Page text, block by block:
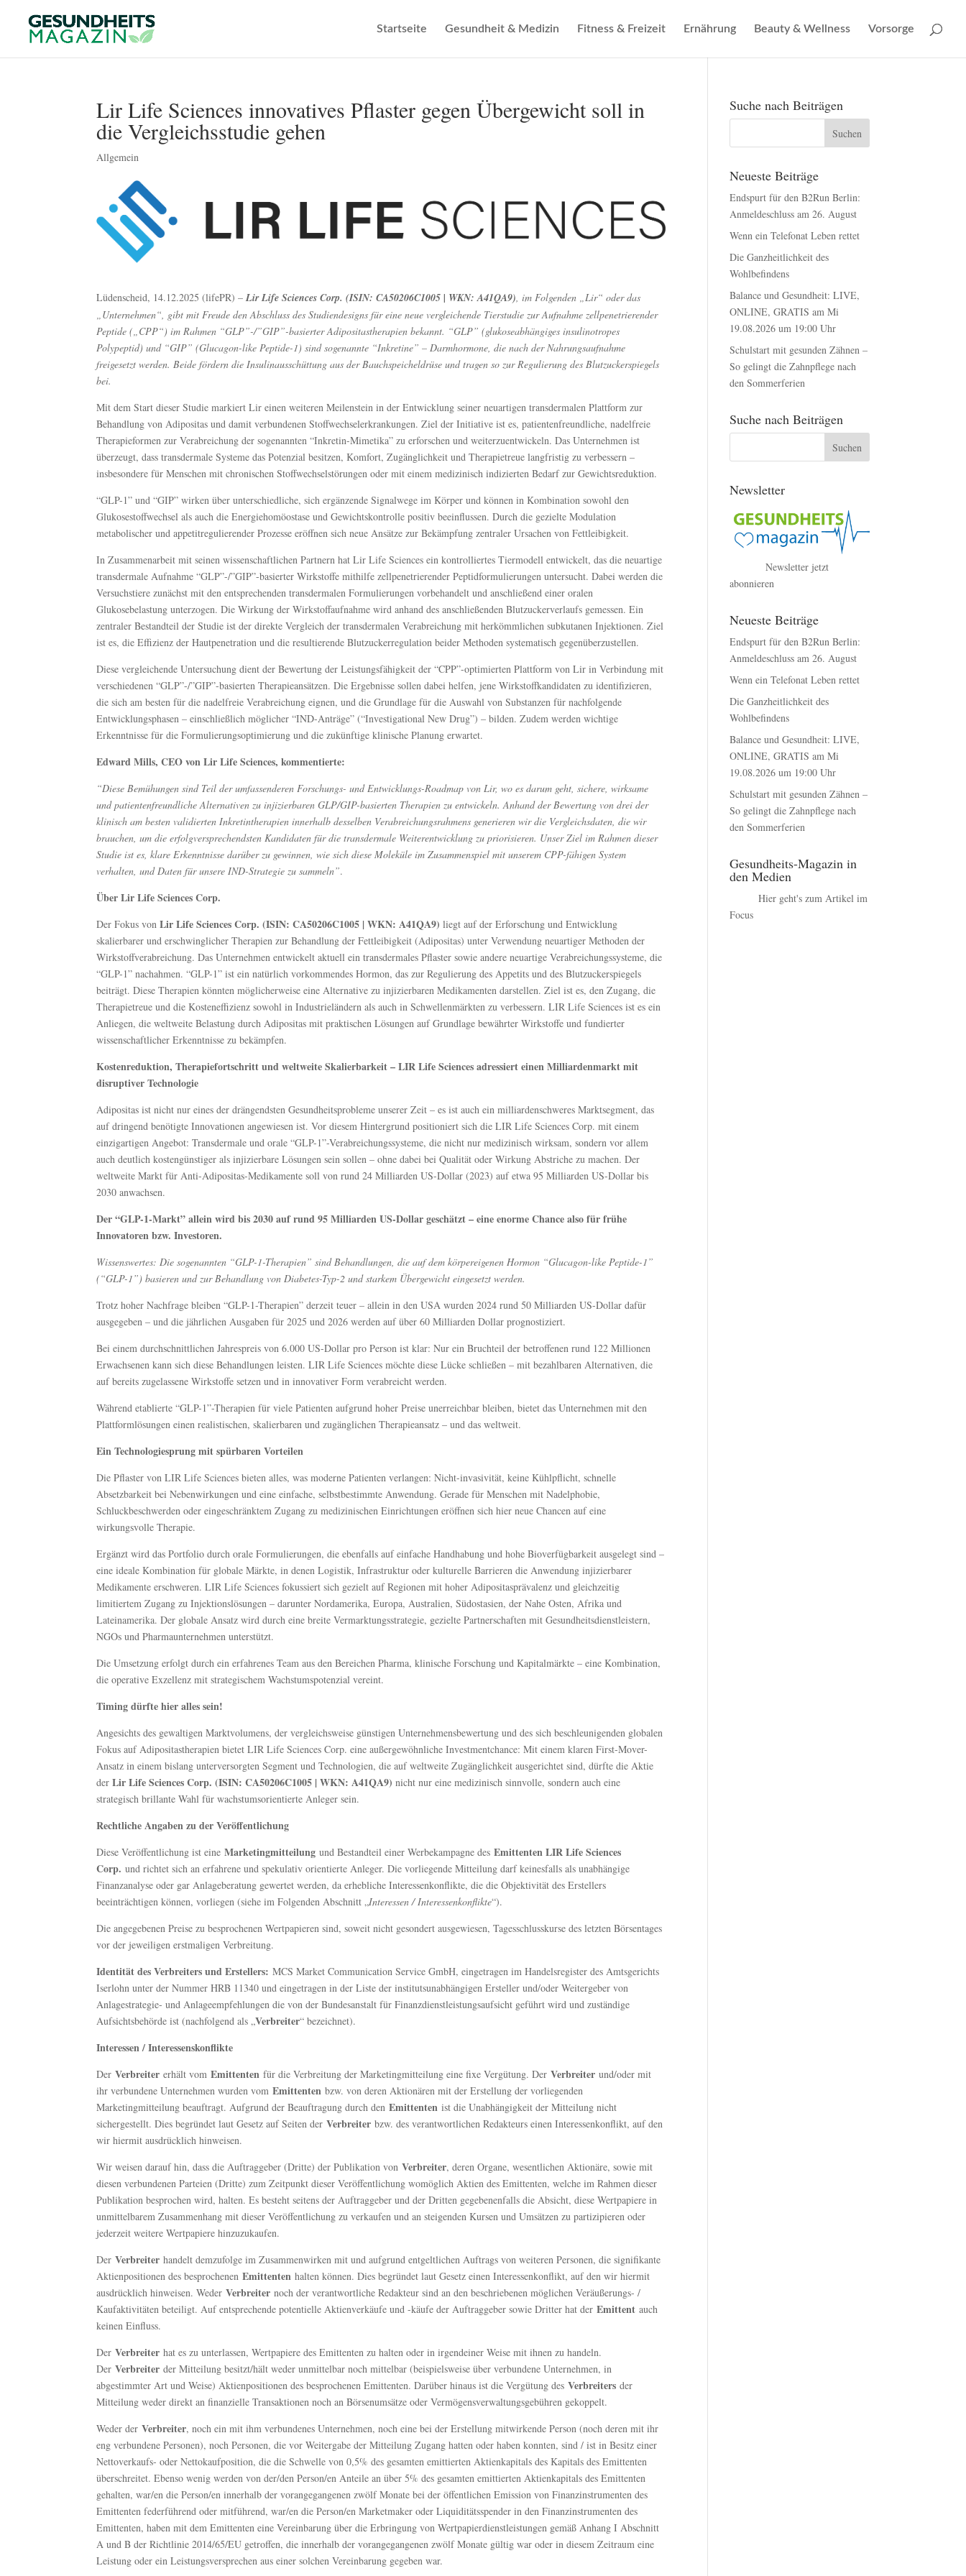
Startseite Gesundheit & Medizin Fitness & Freizeit Ernährung Beauty & Wellness Vorsorge
Lir Life Sciences innovatives Pflaster gegen Übergewicht soll in
die Vergleichsstudie gehen
Allgemein
Lüdenscheid, 14.12.2025 (lifePR) –Lir Life Sciences Corp. (ISIN: CA50206C1005 | WKN: A41QA9), im Folgenden „Lir“ oder das
„Unternehmen“, gibt mit Freude den Abschluss des Studiendesigns für eine neue vergleichende Tierstudie zur Aufnahme zellpenetrierender
Peptide („CPP“) im Rahmen “GLP”-/”GIP”-basierter Adipositastherapien bekannt. “GLP” (glukoseabhängiges insulinotropes
Polypeptid) und “GIP” (Glucagon-like Peptide-1) sind sogenannte “Inkretine” – Darmhormone, die nach der Nahrungsaufnahme
freigesetzt werden. Beide fördern die Insulinausschüttung aus der Bauchspeicheldrüse und tragen so zur Regulierung des Blutzuckerspiegels
bei.
Mit dem Start dieser Studie markiert Lir einen weiteren Meilenstein in der Entwicklung seiner neuartigen transdermalen Plattform zur
Behandlung von Adipositas und damit verbundenen Stoffwechselerkrankungen. Ziel der Initiative ist es, patientenfreundliche, nadelfreie
Therapieformen zur Verabreichung der sogenannten “Inkretin-Mimetika” zu erforschen und weiterzuentwickeln. Das Unternehmen ist
überzeugt, dass transdermale Systeme das Potenzial besitzen, Komfort, Zugänglichkeit und Therapietreue langfristig zu verbessern –
insbesondere für Menschen mit chronischen Stoffwechselstörungen oder mit einem medizinisch indizierten Bedarf zur Gewichtsreduktion.
“GLP-1” und “GIP” wirken über unterschiedliche, sich ergänzende Signalwege im Körper und können in Kombination sowohl den
Glukosestoffwechsel als auch die Energiehomöostase und Gewichtskontrolle positiv beeinflussen. Durch die gezielte Modulation
metabolischer und appetitregulierender Prozesse eröffnen sich neue Ansätze zur Bekämpfung zentraler Ursachen von Fettleibigkeit.
In Zusammenarbeit mit seinen wissenschaftlichen Partnern hat Lir Life Sciences ein kontrolliertes Tiermodell entwickelt, das die neuartige
transdermale Aufnahme “GLP”-/”GIP”-basierter Wirkstoffe mithilfe zellpenetrierender Peptidformulierungen untersucht. Dabei werden die
Versuchstiere zunächst mit den entsprechenden transdermalen Formulierungen vorbehandelt und anschließend einer oralen
Glukosebelastung unterzogen. Die Wirkung der Wirkstoffaufnahme wird anhand des anschließenden Blutzuckerverlaufs gemessen. Ein
zentraler Bestandteil der Studie ist der direkte Vergleich der transdermalen Verabreichung mit herkömmlichen subkutanen Injektionen. Ziel
ist es, die Effizienz der Hautpenetration und die resultierende Blutzuckerregulation beider Methoden systematisch gegenüberzustellen.
Diese vergleichende Untersuchung dient der Bewertung der Leistungsfähigkeit der “CPP”-optimierten Plattform von Lir in Verbindung mit
verschiedenen “GLP”-/”GIP”-basierten Therapieansätzen. Die Ergebnisse sollen dabei helfen, jene Wirkstoffkandidaten zu identifizieren,
die sich am besten für die nadelfreie Verabreichung eignen, und die Grundlage für die Auswahl von Substanzen für nachfolgende
Entwicklungsphasen – einschließlich möglicher “IND-Anträge” (“Investigational New Drug”) – bilden. Zudem werden wichtige
Erkenntnisse für die Formulierungsoptimierung und die zukünftige klinische Planung erwartet.
Edward Mills, CEO von Lir Life Sciences, kommentierte:
“Diese Bemühungen sind Teil der umfassenderen Forschungs- und Entwicklungs-Roadmap von Lir, wo es darum geht, sichere, wirksame
und patientenfreundliche Alternativen zu injizierbaren GLP/GIP-basierten Therapien zu entwickeln. Anhand der Bewertung von drei der
klinisch am besten validierten Inkretintherapien innerhalb desselben Verabreichungsrahmens generieren wir die Vergleichsdaten, die wir
brauchen, um die erfolgversprechendsten Kandidaten für die transdermale Weiterentwicklung zu priorisieren. Unser Ziel im Rahmen dieser
Studie ist es, klare Erkenntnisse darüber zu gewinnen, wie sich diese Moleküle im Zusammenspiel mit unserem CPP-fähigen System
verhalten, und Daten für unsere IND-Strategie zu sammeln”.
Über Lir Life Sciences Corp.
Der Fokus vonLir Life Sciences Corp. (ISIN: CA50206C1005 | WKN: A41QA9) liegt auf der Erforschung und Entwicklung
skalierbarer und erschwinglicher Therapien zur Behandlung der Fettleibigkeit (Adipositas) unter Verwendung neuartiger Methoden der
Wirkstoffverabreichung. Das Unternehmen entwickelt aktuell ein transdermales Pflaster sowie andere neuartige Verabreichungssysteme, die
“GLP-1” nachahmen. “GLP-1” ist ein natürlich vorkommendes Hormon, das zur Regulierung des Appetits und des Blutzuckerspiegels
beiträgt. Diese Therapien könnten möglicherweise eine Alternative zu injizierbaren Medikamenten darstellen. Ziel ist es, den Zugang, die
Therapietreue und die Kosteneffizienz sowohl in Industrieländern als auch in Schwellenmärkten zu verbessern. LIR Life Sciences ist es ein
Anliegen, die weltweite Belastung durch Adipositas mit praktischen Lösungen auf Grundlage bewährter Wirkstoffe und fundierter
wissenschaftlicher Erkenntnisse zu bekämpfen.
Kostenreduktion, Therapiefortschritt und weltweite Skalierbarkeit – LIR Life Sciences adressiert einen Milliardenmarkt mit
disruptiver Technologie
Adipositas ist nicht nur eines der drängendsten Gesundheitsprobleme unserer Zeit – es ist auch ein milliardenschweres Marktsegment, das
auf dringend benötigte Innovationen angewiesen ist. Vor diesem Hintergrund positioniert sich die LIR Life Sciences Corp. mit einem
einzigartigen Angebot: Transdermale und orale “GLP-1”-Verabreichungssysteme, die nicht nur medizinisch wirksam, sondern vor allem
auch deutlich kostengünstiger als injizierbare Lösungen sein sollen – ohne dabei bei Qualität oder Wirkung Abstriche zu machen. Der
weltweite Markt für Anti-Adipositas-Medikamente soll von rund 24 Milliarden US-Dollar (2023) auf etwa 95 Milliarden US-Dollar bis
2030 anwachsen.
Der “GLP-1-Markt” allein wird bis 2030 auf rund 95 Milliarden US-Dollar geschätzt – eine enorme Chance also für frühe
Innovatoren bzw. Investoren.
Wissenswertes: Die sogenannten “GLP-1-Therapien” sind Behandlungen, die auf dem körpereigenen Hormon “Glucagon-like Peptide-1”
(“GLP-1”) basieren und zur Behandlung von Diabetes-Typ-2 und starkem Übergewicht eingesetzt werden.
Trotz hoher Nachfrage bleiben “GLP-1-Therapien” derzeit teuer – allein in den USA wurden 2024 rund 50 Milliarden US-Dollar dafür
ausgegeben – und die jährlichen Ausgaben für 2025 und 2026 werden auf über 60 Milliarden Dollar prognostiziert.
Bei einem durchschnittlichen Jahrespreis von 6.000 US-Dollar pro Person ist klar: Nur ein Bruchteil der betroffenen rund 122 Millionen
Erwachsenen kann sich diese Behandlungen leisten. LIR Life Sciences möchte diese Lücke schließen – mit bezahlbaren Alternativen, die
auf bereits zugelassene Wirkstoffe setzen und in innovativer Form verabreicht werden.
Während etablierte “GLP-1”-Therapien für viele Patienten aufgrund hoher Preise unerreichbar bleiben, bietet das Unternehmen mit den
Plattformlösungen einen realistischen, skalierbaren und zugänglichen Therapieansatz – und das weltweit.
Ein Technologiesprung mit spürbaren Vorteilen
Die Pflaster von LIR Life Sciences bieten alles, was moderne Patienten verlangen: Nicht-invasivität, keine Kühlpflicht, schnelle
Absetzbarkeit bei Nebenwirkungen und eine einfache, selbstbestimmte Anwendung. Gerade für Menschen mit Nadelphobie,
Schluckbeschwerden oder eingeschränktem Zugang zu medizinischen Einrichtungen eröffnen sich hier neue Chancen auf eine
wirkungsvolle Therapie.
Ergänzt wird das Portfolio durch orale Formulierungen, die ebenfalls auf einfache Handhabung und hohe Bioverfügbarkeit ausgelegt sind –
eine ideale Kombination für globale Märkte, in denen Logistik, Infrastruktur oder kulturelle Barrieren die Anwendung injizierbarer
Medikamente erschweren. LIR Life Sciences fokussiert sich gezielt auf Regionen mit hoher Adipositasprävalenz und gleichzeitig
limitiertem Zugang zu Injektionslösungen – darunter Nordamerika, Europa, Australien, Südostasien, der Nahe Osten, Afrika und
Lateinamerika. Der globale Ansatz wird durch eine breite Vermarktungsstrategie, gezielte Partnerschaften mit Gesundheitsdienstleistern,
NGOs und Pharmaunternehmen unterstützt.
Die Umsetzung erfolgt durch ein erfahrenes Team aus den Bereichen Pharma, klinische Forschung und Kapitalmärkte – eine Kombination,
die operative Exzellenz mit strategischem Wachstumspotenzial vereint.
Timing dürfte hier alles sein!
Angesichts des gewaltigen Marktvolumens, der vergleichsweise günstigen Unternehmensbewertung und des sich beschleunigenden globalen
Fokus auf Adipositastherapien bietet LIR Life Sciences Corp. eine außergewöhnliche Investmentchance: Mit einem klaren First-Mover-
Ansatz in einem bislang unterversorgten Segment und Technologien, die auf weltweite Zugänglichkeit ausgerichtet sind, dürfte die Aktie
derLir Life Sciences Corp. (ISIN: CA50206C1005 | WKN: A41QA9)nicht nur eine medizinisch sinnvolle, sondern auch eine
strategisch brillante Wahl für wachstumsorientierte Anleger sein.
Rechtliche Angaben zu der Veröffentlichung
Diese Veröffentlichung ist eineMarketingmitteilung und Bestandteil einer Werbekampagne desEmittenten LIR Life Sciences
Corp.und richtet sich an erfahrene und spekulativ orientierte Anleger. Die vorliegende Mitteilung darf keinesfalls als unabhängige
Finanzanalyse oder gar Anlageberatung gewertet werden, da erhebliche Interessenkonflikte, die die Objektivität des Erstellers
beeinträchtigen können, vorliegen (siehe im Folgenden Abschnitt „Interessen / Interessenkonflikte“).
Die angegebenen Preise zu besprochenen Wertpapieren sind, soweit nicht gesondert ausgewiesen, Tagesschlusskurse des letzten Börsentages
vor der jeweiligen erstmaligen Verbreitung.
Identität des Verbreiters und Erstellers: MCS Market Communication Service GmbH, eingetragen im Handelsregister des Amtsgerichts
Iserlohn unter der Nummer HRB 11340 und eingetragen in der Liste der institutsunabhängigen Ersteller und/oder Weitergeber von
Anlagestrategie- und Anlageempfehlungen die von der Bundesanstalt für Finanzdienstleistungsaufsicht geführt wird und zuständige
Aufsichtsbehörde ist (nachfolgend als „Verbreiter“ bezeichnet).
Interessen / Interessenskonflikte
DerVerbreiter erhält vomEmittenten für die Verbreitung der Marketingmitteilung eine fixe Vergütung. DerVerbreiter und/oder mit
ihr verbundene Unternehmen wurden vomEmittenten bzw. von deren Aktionären mit der Erstellung der vorliegenden
Marketingmitteilung beauftragt. Aufgrund der Beauftragung durch denEmittenten ist die Unabhängigkeit der Mitteilung nicht
sichergestellt. Dies begründet laut Gesetz auf Seiten derVerbreiter bzw. des verantwortlichen Redakteurs einen Interessenkonflikt, auf den
wir hiermit ausdrücklich hinweisen.
Wir weisen darauf hin, dass die Auftraggeber (Dritte) der Publikation vonVerbreiter, deren Organe, wesentlichen Aktionäre, sowie mit
diesen verbundenen Parteien (Dritte) zum Zeitpunkt dieser Veröffentlichung womöglich Aktien des Emittenten, welche im Rahmen dieser
Publikation besprochen wird, halten. Es besteht seitens der Auftraggeber und der Dritten gegebenenfalls die Absicht, diese Wertpapiere in
unmittelbarem Zusammenhang mit dieser Veröffentlichung zu verkaufen und an steigenden Kursen und Umsätzen zu partizipieren oder
jederzeit weitere Wertpapiere hinzuzukaufen.
DerVerbreiter handelt demzufolge im Zusammenwirken mit und aufgrund entgeltlichen Auftrags von weiteren Personen, die signifikante
Aktienpositionen des besprochenenEmittenten halten können. Dies begründet laut Gesetz einen Interessenkonflikt, auf den wir hiermit
ausdrücklich hinweisen. WederVerbreiter noch der verantwortliche Redakteur sind an den beschriebenen möglichen Veräußerungs- /
Kaufaktivitäten beteiligt. Auf entsprechende potentielle Aktienverkäufe und -käufe der Auftraggeber sowie Dritter hat derEmittent auch
keinen Einfluss.
DerVerbreiter hat es zu unterlassen, Wertpapiere des Emittenten zu halten oder in irgendeiner Weise mit ihnen zu handeln.
DerVerbreiter der Mitteilung besitzt/hält weder unmittelbar noch mittelbar (beispielsweise über verbundene Unternehmen, in
abgestimmter Art und Weise) Aktienpositionen des besprochenen Emittenten. Darüber hinaus ist die Vergütung desVerbreiters der
Mitteilung weder direkt an finanzielle Transaktionen noch an Börsenumsätze oder Vermögensverwaltungsgebühren gekoppelt.
Weder derVerbreiter, noch ein mit ihm verbundenes Unternehmen, noch eine bei der Erstellung mitwirkende Person (noch deren mit ihr
eng verbundene Personen), noch Personen, die vor Weitergabe der Mitteilung Zugang hatten oder haben konnten, sind / ist in Besitz einer
Nettoverkaufs- oder Nettokaufposition, die die Schwelle von 0,5% des gesamten emittierten Aktienkapitals des Kapitals des Emittenten
überschreitet. Ebenso wenig werden von der/den Person/en Anteile an über 5% des gesamten emittierten Aktienkapitals des Emittenten
gehalten, war/en die Person/en innerhalb der vorangegangenen zwölf Monate bei der öffentlichen Emission von Finanzinstrumenten des
Emittenten federführend oder mitführend, war/en die Person/en Marketmaker oder Liquiditätsspender in den Finanzinstrumenten des
Emittenten, haben mit dem Emittenten eine Vereinbarung über die Erbringung von Wertpapierdienstleistungen gemäß Anhang I Abschnitt
A und B der Richtlinie 2014/65/EU getroffen, die innerhalb der vorangegangenen zwölf Monate gültig war oder in diesem Zeitraum eine
Leistung oder ein Leistungsversprechen aus einer solchen Vereinbarung gegeben war.
Suche nach Beiträgen
Neueste Beiträge
Endspurt für den B2Run Berlin:
Anmeldeschluss am 26. August
Wenn ein Telefonat Leben rettet
Die Ganzheitlichkeit des
Wohlbefindens
Balance und Gesundheit: LIVE,
ONLINE, GRATIS am Mi
19.08.2026 um 19:00 Uhr
Schulstart mit gesunden Zähnen –
So gelingt die Zahnpflege nach
den Sommerferien
Suche nach Beiträgen
Newsletter
Newsletter jetzt
abonnieren
Neueste Beiträge
Endspurt für den B2Run Berlin:
Anmeldeschluss am 26. August
Wenn ein Telefonat Leben rettet
Die Ganzheitlichkeit des
Wohlbefindens
Balance und Gesundheit: LIVE,
ONLINE, GRATIS am Mi
19.08.2026 um 19:00 Uhr
Schulstart mit gesunden Zähnen –
So gelingt die Zahnpflege nach
den Sommerferien
Gesundheits-Magazin in
den Medien
Hier geht's zum Artikel im
Focus